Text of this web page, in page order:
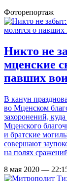
Фоторепортаж
Никто не
мценские
павших
В канун
во Мценском
захоронений,
Мценского
и братские
совершают
на полях
8 мая 2020 —